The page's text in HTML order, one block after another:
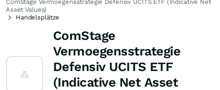
ComStage Vermoegensstrategie Defensiv UCITS ETF (Indicative Net
Asset Values)
Handelsplätze
ComStage
Vermoegensstrategie
Defensiv UCITS ETF
(Indicative Net Asset